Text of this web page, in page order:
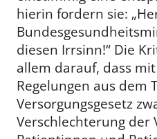
hierin fordern sie:
diesen Irrsinn!“ Die
allem darauf, dass
Regelungen aus dem
Versorgungsgesetz
Verschlechterung der